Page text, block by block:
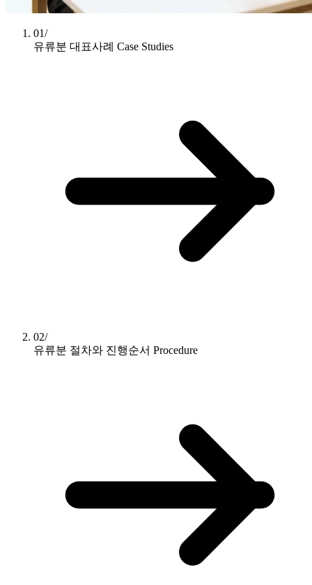
01/
유류분 대표사례 Case Studies
02/
유류분 절차와 진행순서 Procedure